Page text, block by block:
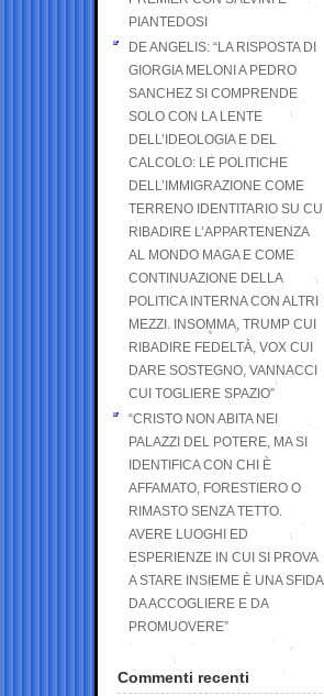
PIANTEDOSI
DE ANGELIS: “LA RISPOSTA DI
GIORGIA MELONI A PEDRO
SANCHEZ SI COMPRENDE
SOLO CON LA LENTE
DELL’IDEOLOGIA E DEL
CALCOLO: LE POLITICHE
DELL’IMMIGRAZIONE COME
TERRENO IDENTITARIO SU CUI
RIBADIRE L’APPARTENENZA
AL MONDO MAGA E COME
CONTINUAZIONE DELLA
POLITICA INTERNA CON ALTRI
MEZZI. INSOMMA, TRUMP CUI
RIBADIRE FEDELTÀ, VOX CUI
DARE SOSTEGNO, VANNACCI
CUI TOGLIERE SPAZIO”
“CRISTO NON ABITA NEI
PALAZZI DEL POTERE, MA SI
IDENTIFICA CON CHI È
AFFAMATO, FORESTIERO O
RIMASTO SENZA TETTO.
AVERE LUOGHI ED
ESPERIENZE IN CUI SI PROVA
A STARE INSIEME È UNA SFIDA
DA ACCOGLIERE E DA
PROMUOVERE”
Commenti recenti